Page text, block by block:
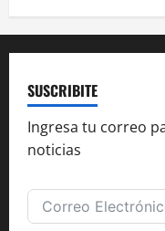
g
a
c
i
n
SUSCRIBITE
Ingresa tu correo
noticias